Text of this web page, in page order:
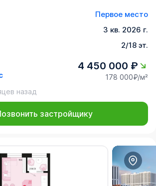
Первое место
3 кв. 2026 г.
2/18 эт.
4 450 000 ₽
178 000₽/м²
назад
застройщику